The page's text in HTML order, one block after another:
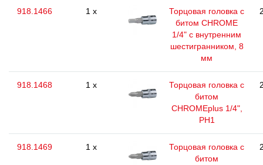
918.1466 1 x
Торцовая головка с
битом CHROME
1/4" с внутренним
шестигранником, 8
мм
918.1468 1 x
Торцовая головка с
битом
CHROMEplus 1/4",
РН1
918.1469 1 x
Торцовая головка с
битом